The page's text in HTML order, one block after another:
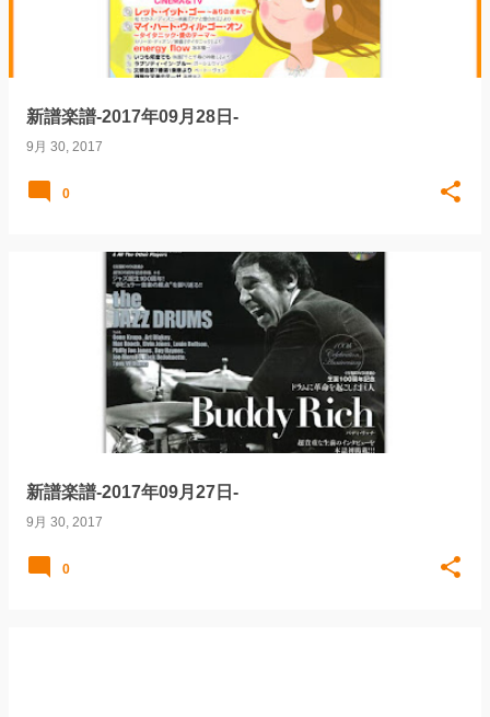
新譜楽譜-2017年09月28日-
9月 30, 2017
0
新譜楽譜-2017年09月27日-
9月 30, 2017
0